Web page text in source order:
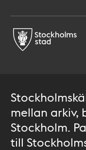
mellan arkiv,
Stockholm.
till